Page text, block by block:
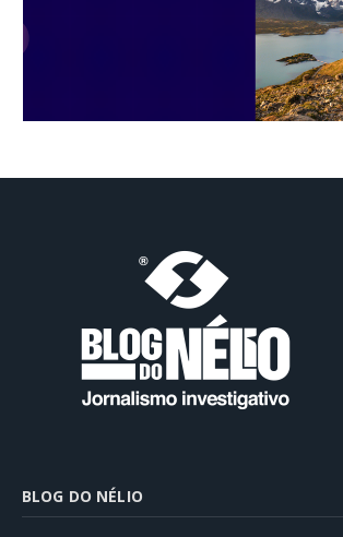
BLOG DO NÉLIO